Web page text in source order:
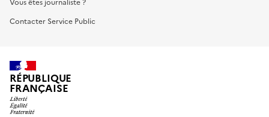
Vous êtes journaliste ?
Contacter Service Public
RÉPUBLIQUE
FRANÇAISE